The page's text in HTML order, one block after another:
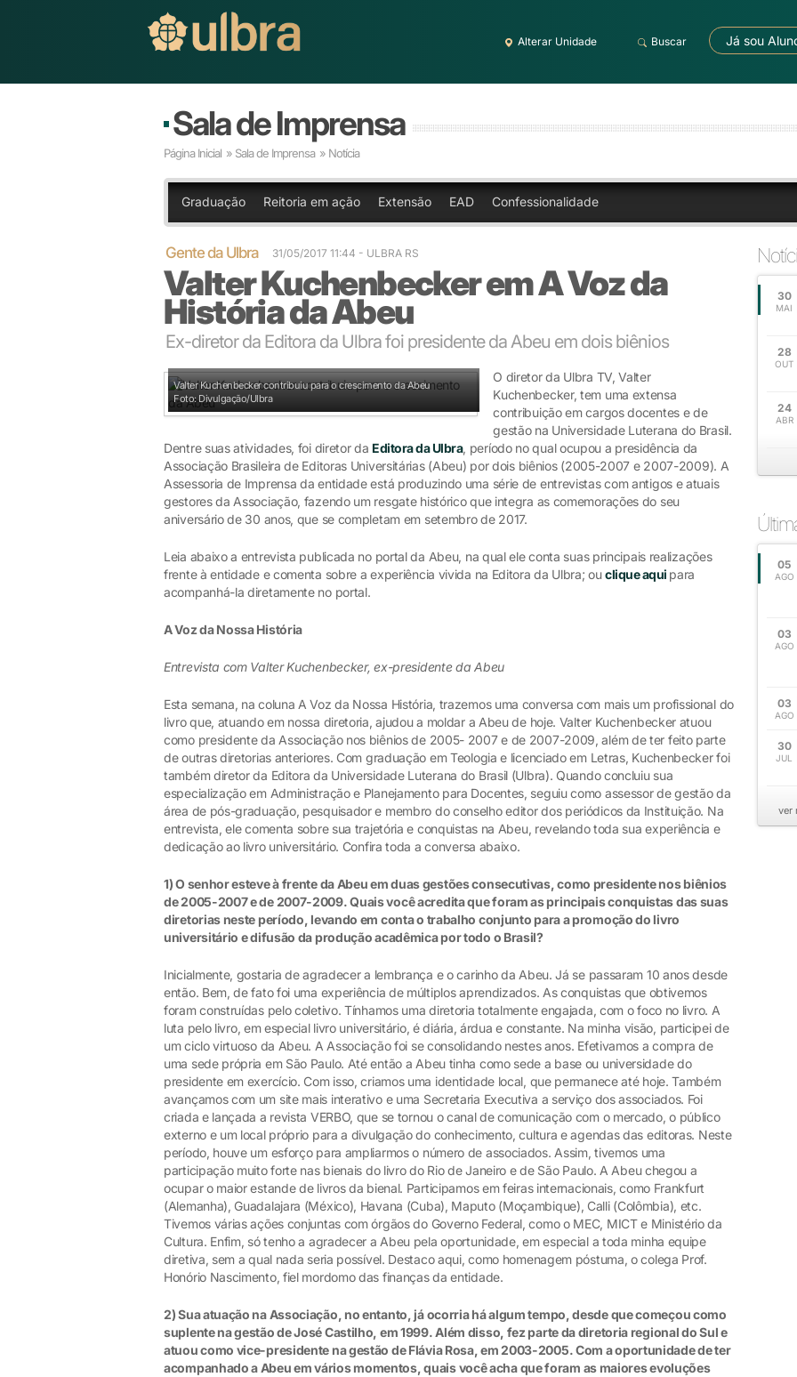
Alterar Unidade Buscar Já sou
Sala de Imprensa
Página Inicial » Sala de Imprensa » Notícia
Graduação Reitoria em ação Extensão EAD Confessionalidade
Gente da Ulbra 31/05/2017 11:44 - ULBRA RS
Valter Kuchenbecker em A Voz da
História da Abeu
Ex-diretor da Editora da Ulbra foi presidente da Abeu em dois biênios
Valter Kuchenbecker contribuiu para o crescimento da Abeu
Foto: Divulgação/Ulbra
O diretor da Ulbra TV, Valter
Kuchenbecker, tem uma extensa
contribuição em cargos docentes e de
gestão na Universidade Luterana do Brasil.
Dentre suas atividades, foi diretor da Editora da Ulbra, período no qual ocupou a presidência da
Associação Brasileira de Editoras Universitárias (Abeu) por dois biênios (2005-2007 e 2007-2009). A
Assessoria de Imprensa da entidade está produzindo uma série de entrevistas com antigos e atuais
gestores da Associação, fazendo um resgate histórico que integra as comemorações do seu
aniversário de 30 anos, que se completam em setembro de 2017.
Leia abaixo a entrevista publicada no portal da Abeu, na qual ele conta suas principais realizações
frente à entidade e comenta sobre a experiência vivida na Editora da Ulbra; ouclique aqui para
acompanhá-la diretamente no portal.
A Voz da Nossa História
Entrevista com Valter Kuchenbecker, ex-presidente da Abeu
Esta semana, na coluna A Voz da Nossa História, trazemos uma conversa com mais um profissional do
livro que, atuando em nossa diretoria, ajudou a moldar a Abeu de hoje. Valter Kuchenbecker atuou
como presidente da Associação nos biênios de 2005- 2007 e de 2007-2009, além de ter feito parte
de outras diretorias anteriores. Com graduação em Teologia e licenciado em Letras, Kuchenbecker foi
também diretor da Editora da Universidade Luterana do Brasil (Ulbra). Quando concluiu sua
especialização em Administração e Planejamento para Docentes, seguiu como assessor de gestão da
área de pós-graduação, pesquisador e membro do conselho editor dos periódicos da Instituição. Na
entrevista, ele comenta sobre sua trajetória e conquistas na Abeu, revelando toda sua experiência e
dedicação ao livro universitário. Confira toda a conversa abaixo.
1) O senhor esteve à frente da Abeu em duas gestões consecutivas, como presidente nos biênios
de 2005-2007 e de 2007-2009. Quais você acredita que foram as principais conquistas das suas
diretorias neste período, levando em conta o trabalho conjunto para a promoção do livro
universitário e difusão da produção acadêmica por todo o Brasil?
Inicialmente, gostaria de agradecer a lembrança e o carinho da Abeu. Já se passaram 10 anos desde
então. Bem, de fato foi uma experiência de múltiplos aprendizados. As conquistas que obtivemos
foram construídas pelo coletivo. Tínhamos uma diretoria totalmente engajada, com o foco no livro. A
luta pelo livro, em especial livro universitário, é diária, árdua e constante. Na minha visão, participei de
um ciclo virtuoso da Abeu. A Associação foi se consolidando nestes anos. Efetivamos a compra de
uma sede própria em São Paulo. Até então a Abeu tinha como sede a base ou universidade do
presidente em exercício. Com isso, criamos uma identidade local, que permanece até hoje. Também
avançamos com um site mais interativo e uma Secretaria Executiva a serviço dos associados. Foi
criada e lançada a revista VERBO, que se tornou o canal de comunicação com o mercado, o público
externo e um local próprio para a divulgação do conhecimento, cultura e agendas das editoras. Neste
período, houve um esforço para ampliarmos o número de associados. Assim, tivemos uma
participação muito forte nas bienais do livro do Rio de Janeiro e de São Paulo. A Abeu chegou a
ocupar o maior estande de livros da bienal. Participamos em feiras internacionais, como Frankfurt
(Alemanha), Guadalajara (México), Havana (Cuba), Maputo (Moçambique), Calli (Colômbia), etc.
Tivemos várias ações conjuntas com órgãos do Governo Federal, como o MEC, MICT e Ministério da
Cultura. Enfim, só tenho a agradecer a Abeu pela oportunidade, em especial a toda minha equipe
diretiva, sem a qual nada seria possível. Destaco aqui, como homenagem póstuma, o colega Prof.
Honório Nascimento, fiel mordomo das finanças da entidade.
2) Sua atuação na Associação, no entanto, já ocorria há algum tempo, desde que começou como
suplente na gestão de José Castilho, em 1999. Além disso, fez parte da diretoria regional do Sul e
atuou como vice-presidente na gestão de Flávia Rosa, em 2003-2005. Com a oportunidade de ter
acompanhado a Abeu em vários momentos, quais você acha que foram as maiores evoluções
30
MAI
28
OUT
24
ABR
05
AGO
03
AGO
03
AGO
30
JUL
ver